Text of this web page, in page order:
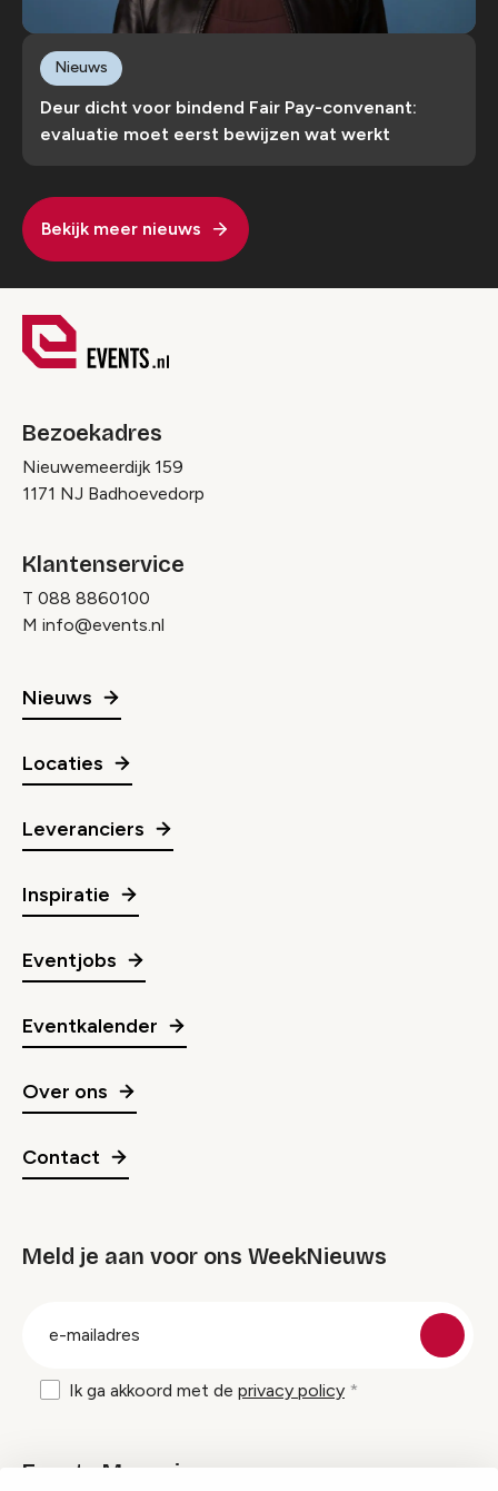
Deur dicht voor bindend Fair Pay-convenant:
evaluatie moet eerst bewijzen wat werkt
Nieuws
Bekijk meer nieuws
Bezoekadres
Nieuwemeerdijk 159
1171 NJ Badhoevedorp
Klantenservice
T 088 8860100
M info@events.nl
Nieuws
Locaties
Leveranciers
Inspiratie
Eventjobs
Eventkalender
Over ons
Contact
Meld je aan voor ons WeekNieuws
Ik ga akkoord met de privacy policy
Events Magazine